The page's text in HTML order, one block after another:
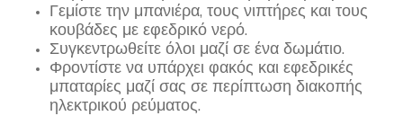
Γεμίστε την μπανιέρα, τους νιπτήρες και τους
κουβάδες με εφεδρικό νερό.
Συγκεντρωθείτε όλοι μαζί σε ένα δωμάτιο.
Φροντίστε να υπάρχει φακός και εφεδρικές
μπαταρίες μαζί σας σε περίπτωση διακοπής
ηλεκτρικού ρεύματος.